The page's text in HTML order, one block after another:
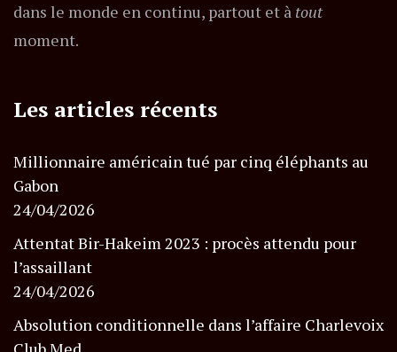
dans le monde en continu, partout et à tout
moment.
Les articles récents
Millionnaire américain tué par cinq éléphants au
Gabon
24/04/2026
Attentat Bir-Hakeim 2023 : procès attendu pour
l’assaillant
24/04/2026
Absolution conditionnelle dans l’affaire Charlevoix